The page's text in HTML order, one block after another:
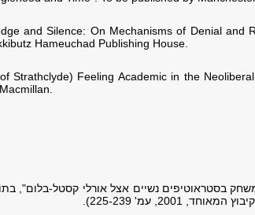
and Silence: On Mechanisms of Denial and
Hameuchad Publishing House
Strathclyde) Feeling Academic in the
בסטראוטיפים נשיים אצל אורלי קסטל-בלום",
עמ' 225-239).